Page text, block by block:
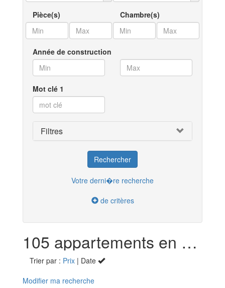
Pièce(s) Chambre(s)
Année de construction
Mot clé 1
Filtres
Votre derni�re recherche
de critères
105 appartements en vente dans la Dordogne (24)
Trier par : Prix | Date
Modifier ma recherche